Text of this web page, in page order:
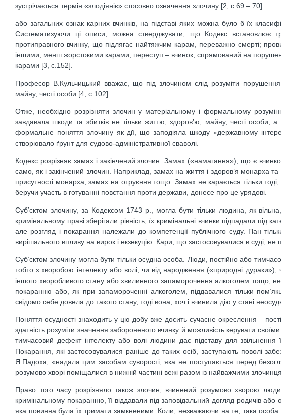
зустрічається термін «злодіяніє» стосовно означення злочину [2, c.69 – 70].
або загальних ознак карних вчинків, на підставі яких можна було б їх
Систематизуючи ці описи, можна стверджувати, що Кодекс встановлює
протиправного вчинку, що підлягає найтяжчим карам, переважно смерті;
іншими, менш жорстокими карами; переступ – вчинок, спрямований на
карами [3, c.152].
Професор В.Кульчицький вважає, що під злочином слід розуміти
майну, честі особи [4, c.102].
Отже, необхідно розрізняти злочин у матеріальному і формальному
завдавала шкоди та збитків не тільки життю, здоров’ю, майну, честі
формальне поняття злочину як дії, що заподіяла шкоду «державному
створювало ґрунт для судово-адміністративної сваволі.
Кодекс розрізняє замах і закінчений злочин. Замах («намагання»), що є
само, як і закінчений злочин. Наприклад, замах на життя і здоров’я монарха
присутності монарха, замах на отруєння тощо. Замах не карається тільки
беручи участь в готуванні повстання проти держави, донесе про це урядові.
Суб’єктом злочину, за Кодексом 1743 р., могла бути тільки людина, як
кримінальному праві зберігали рівність, їх кримінальні вчинки підпадали під
але розгляд і покарання належали до компетенції публічного суду. Пан
вирішального впливу на вирок і екзекуцію. Кари, що застосовувалися в суді,
Суб’єктом злочину могла бути тільки осудна особа. Люди, постійно або
тобто з хворобою інтелекту або волі, чи від народження («природні
іншого хворобливого стану або хвилинного запаморочення алкоголем тощо,
покаранню або, як при запамороченні алкоголем, піддавалися тільки
свідомо себе довела до такого стану, тоді вона, хоч і вчинила дію у стані
Поняття осудності знаходить у цю добу вже досить сучасне окреслення –
здатність розуміти значення забороненого вчинку й можливість керувати
тимчасовий дефект інтелекту або волі людини дає підставу для звільнення
Покарання, які застосовувалися раніше до таких осіб, заступають поволі
Я.Падоха, «надала цим засобам суворості, яка не поступається перед
розумово хворі поміщалися в нижній частині вежі разом із найважчими
Право того часу розрізняло також злочин, вчинений розумово хворою
кримінальному покаранню, її віддавали під заповідальний догляд родичів або
яка повинна була їх тримати замкненими. Коли, незважаючи на те, така особа